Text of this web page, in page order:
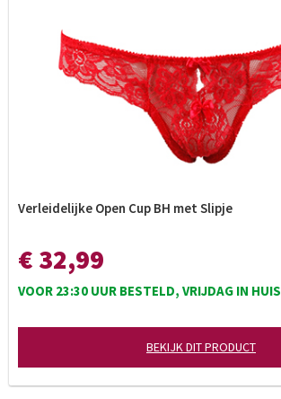
Verleidelijke Open Cup BH met Slipje
€ 32,99
VOOR 23:30 UUR BESTELD, VRIJDAG IN HUIS
BEKIJK DIT PRODUCT